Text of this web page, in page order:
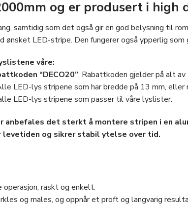
og er produsert i high
samtidig som det også gir en god belysning til
ønsket LED-stripe. Den fungerer også ypperlig som
våre:
“DECO20”. Rabattkoden gjelder på alt
LED-lys stripene som har bredde på 13 mm,
LED-lys stripene som passer til våre lyslister.
det sterkt å montere stripen i en
og sikrer stabil ytelse over tid.
operasjon, raskt og enkelt.
og males, og oppnår et proft og langvarig